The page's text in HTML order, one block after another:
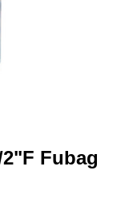
Fubag